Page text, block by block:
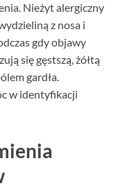
Nieżyt alergiczny
z nosa i
gdy objawy
się gęstszą, żółtą
gardła.
w identyfikacji